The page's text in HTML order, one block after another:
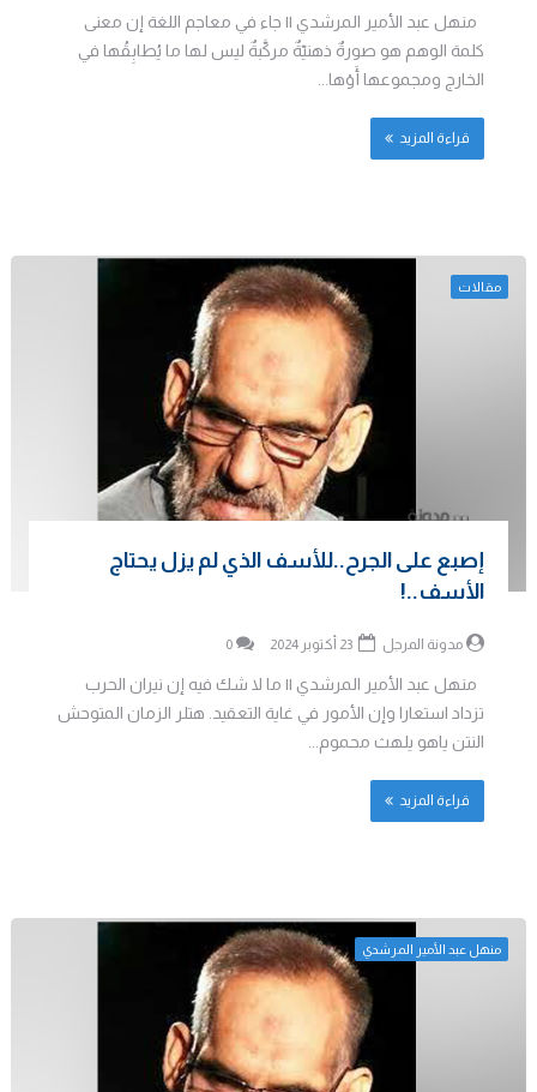
منهل عبد الأمير المرشدي || جاء في معاجم اللغة إن معنى
كلمة الوهم هو صورةٌ ذهنيّةٌ مركَّبةٌ ليس لها ما يُطابِقُها في
الخارج ومجموعها أَوْها...
قراءة المزيد
مقالات
إصبع على الجرح..للأسف الذي لم يزل يحتاج
الأسف..!
مدونة المرجل 0
منهل عبد الأمير المرشدي || ما لا شك فيه إن نيران الحرب
تزداد استعارا وإن الأمور في غاية التعقيد. هتلر الزمان المتوحش
النتن ياهو يلهث محموم...
قراءة المزيد
منهل عبد الأمير المرشدي